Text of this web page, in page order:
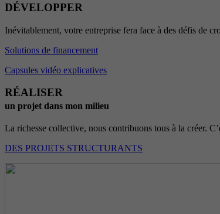
DÉVELOPPER
Inévitablement, votre entreprise fera face à des défis de
Solutions de financement
Capsules vidéo explicatives
RÉALISER
un projet dans mon milieu
La richesse collective, nous contribuons tous à la créer.
DES PROJETS STRUCTURANTS